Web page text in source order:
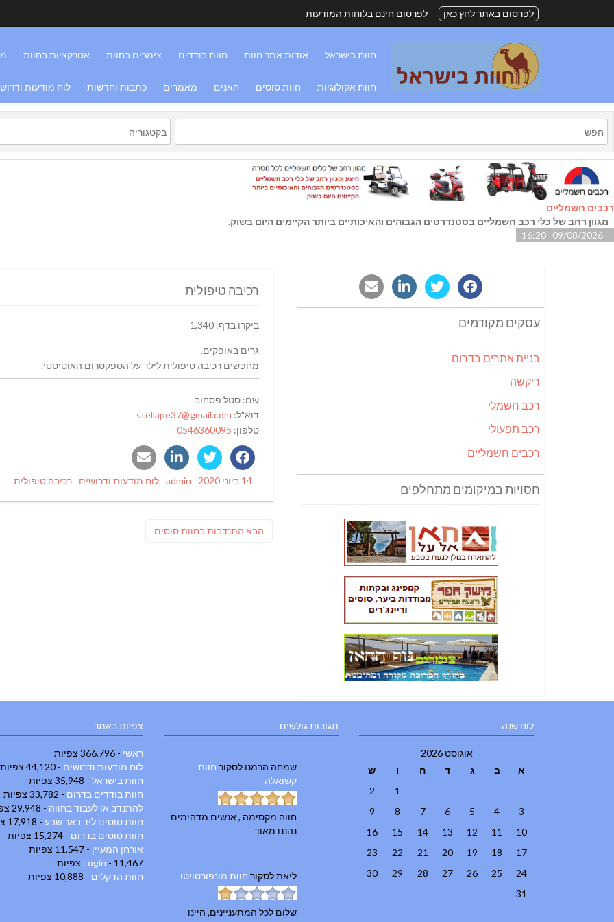
לפרסום באתר לחץ כאן לפרסום חינם בלוחות המודעות
חוות בישראל אודות אתר חוות חוות בודדים צימרים בחוות אטרקציות בחוות
חוות אקולוגיות חוות סוסים חאנים מאמרים כתבות וחדשות לוח מודעות
רכבים חשמליים
- מגוון רחב של כלי רכב חשמליים בסטנדרטים הגבוהים והאיכותיים ביותר הקיימים היום בשוק.
09/08/2026 16:20
רכיבה טיפולית
ביקרו בדף: 1,340
גרים באופקים.
מחפשים רכיבה טיפולית לילד על הספקטרום האוטיסטי.
שם: סטל פסחוב
דוא"ל: stellape37@gmail.com
טלפון: 0546360095
Posted
14 ביוני 2020 Author
admin
Categories
לוח מודעות ודרושים Tags
רכיבה טיפולית
הבא פוסט
התנדבות בחוות סוסים
עסקים מקודמים
בניית אתרים בדרום
ריקשה
רכב חשמלי
רכב תפעולי
רכבים חשמליים
חסויות במיקומים מתחלפים
צפיות באתר
ראשי - 366,796 צפיות
לוח מודעות ודרושים - 44,120 צפיות
חוות בישראל - 35,948 צפיות
חוות בודדים בדרום - 33,782 צפיות
להתנדב או לעבוד בחווה - 29,948 צפיות
חוות סוסים ליד באר שבע - 17,918 צפיות
חוות סוסים בדרום - 15,274 צפיות
אורחן המעיין - 11,547 צפיות
Login - 11,467 צפיות
חוות הדקלים - 10,888 צפיות
תגובות גולשים
שמחה הרמנו לסקור חוות
קשואלה
חווה מקסימה , אנשים מדהימים
נהננו מאוד
ליאתלסקור חוות מונפורטויטו
שלום לכל המתעניינים, היינו
לוח שנה
אוגוסט 2026
א
ב ג ד ה ו
ש
1
2
3
4
5
6
7
8
9
10
11
12
13
14
15
16
17
18
19
20
21
22
23
24
25
26
27
28
29
30
31